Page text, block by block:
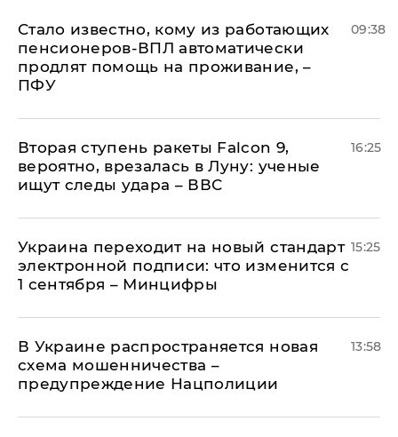
Стало известно, кому из работающих
пенсионеров-ВПЛ автоматически
продлят помощь на проживание, –
ПФУ
09:38
Вторая ступень ракеты Falcon 9,
вероятно, врезалась в Луну: ученые
ищут следы удара – ВВС
16:25
Украина переходит на новый стандарт
электронной подписи: что изменится с
1 сентября – Минцифры
15:25
В Украине распространяется новая
схема мошенничества –
предупреждение Нацполиции
13:58